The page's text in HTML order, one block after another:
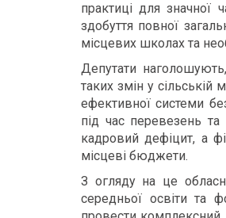
практиці для значної
здобуття повної
місцевих школах та
Депутати
таких змін у сільській
ефективної системи
під час перевезень та
кадровий дефіцит, а
місцеві бюджети.
З огляду на це
середньої освіти та